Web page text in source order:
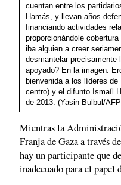
cuentan entre los
Hamás, y llevan años
financiando actividades
proporcionándole
iba alguien a creer
desmantelar precisamente
apoyado? En la imagen:
bienvenida a los líderes
centro) y el difunto Ismaíl
de 2013. (Yasin Bulbul/
Mientras la
Franja de Gaza a través
hay un participante que
inadecuado para el papel